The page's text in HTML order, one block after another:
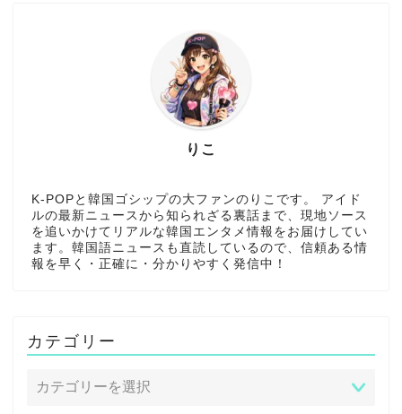
りこ
K-POPと韓国ゴシップの大ファンのりこです。 アイド
ルの最新ニュースから知られざる裏話まで、現地ソース
を追いかけてリアルな韓国エンタメ情報をお届けしてい
ます。韓国語ニュースも直読しているので、信頼ある情
報を早く・正確に・分かりやすく発信中！
カテゴリー